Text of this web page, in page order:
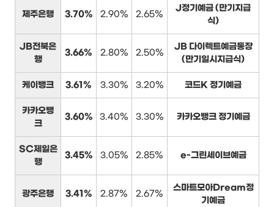
제주은행 3.70% 2.90% 2.65%
J정기예금 (만기지급
식)
JB전북은
행
3.66% 2.80% 2.50%
JB 다이렉트예금통장
(만기일시지급식)
케이뱅크 3.61% 3.30% 3.20% 코드K 정기예금
카카오뱅
크
3.60% 3.40% 3.30% 카카오뱅크 정기예금
SC제일은
행
3.45% 3.05% 2.85% e-그린세이브예금
광주은행 3.41% 2.87% 2.67%
스마트모아Dream정
기예금